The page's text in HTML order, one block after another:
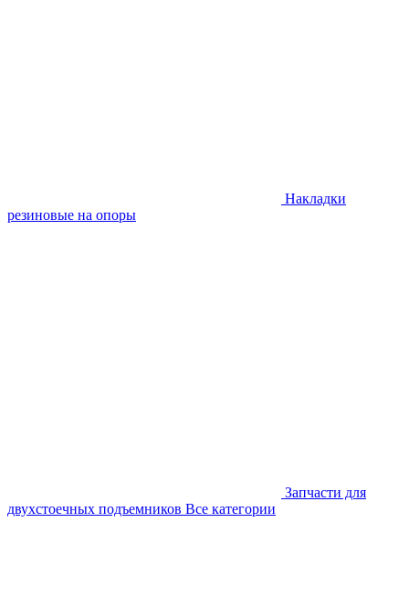
Накладки
резиновые на опоры
Запчасти для
двухстоечных подъемников Все категории